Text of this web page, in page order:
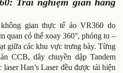
gian thực tế ảo VR360 do
quan có thể xoay 360°, phóng to –
giữa các khu vực trưng bày. Từng
CCB, dây chuyền dập Tandem
Han’s Laser đều được tái hiện